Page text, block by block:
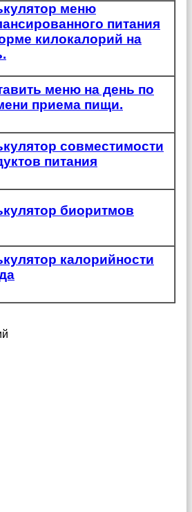
меню
питания
килокалорий на
меню на день по
приема пищи.
совместимости
питания
биоритмов
калорийности